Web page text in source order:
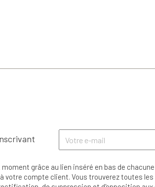
grâce au lien inséré en bas de
votre compte client. Vous trouverez toutes